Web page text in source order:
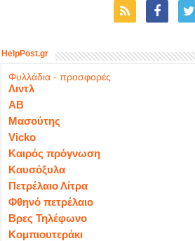
HelpPost.gr
Φυλλάδια - προσφορές
Λιντλ
ΑΒ
Μασούτης
Vicko
Καιρός πρόγνωση
Καυσόξυλα
Πετρέλαιο Λίτρα
Φθηνό πετρέλαιο
Βρες Τηλέφωνο
Κομπιουτεράκι